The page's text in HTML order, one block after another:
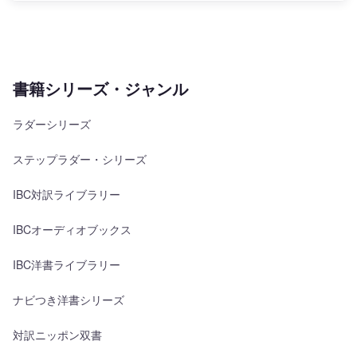
書籍シリーズ・ジャンル
ラダーシリーズ
ステップラダー・シリーズ
IBC対訳ライブラリー
IBCオーディオブックス
IBC洋書ライブラリー
ナビつき洋書シリーズ
対訳ニッポン双書